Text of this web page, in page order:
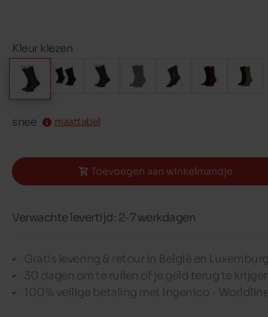
Kleur kiezen
snee maattabel
Toevoegen aan winkelmandje
Verwachte levertijd: 2-7 werkdagen
Gratis levering & retour in België en
30 dagen om te ruilen of je geld terug te
100% veilige betaling met Ingenico -